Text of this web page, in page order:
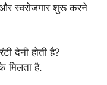
और स्वरोजगार शुरू करने
देनी होती है?
मिलता है.